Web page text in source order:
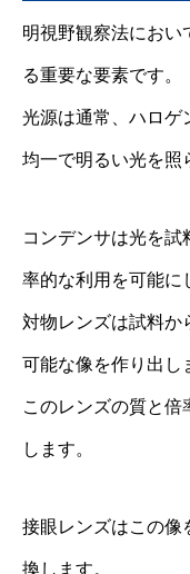
明視野観察法におい
る重要な要素です。
光源は通常、ハロゲ
均一で明るい光を照
コンデンサは光を試
率的な利用を可能に
対物レンズは試料か
可能な像を作り出し
このレンズの質と
します。
接眼レンズはこの像
換します。